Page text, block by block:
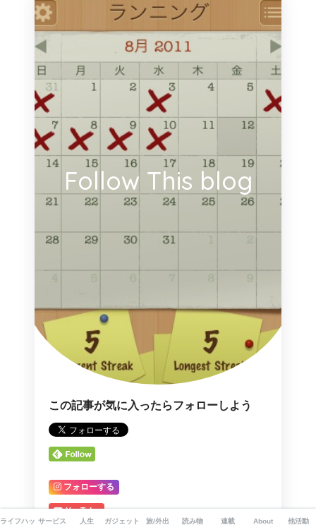
Follow This blog
この記事が気に入ったらフォローしよう
フォローする
YouTube
ライフハックサービス 人生 ガジェット 旅/外出 読み物 連載 About 他活動